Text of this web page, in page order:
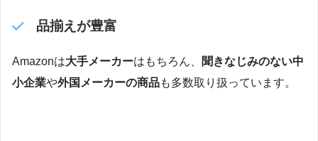
品揃えが豊富
Amazonは大手メーカーはもちろん、
聞きなじみのない中
小企業や外国メーカーの商品も多数取り扱っています。